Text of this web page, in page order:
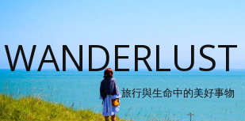
旅行與生命中的美好事物